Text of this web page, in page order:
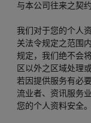
与本公司往来之契
我们对于您的个人
关法令规定之范围
规定，我们绝不会
区以外之区域处理
若因提供服务有必
流业者、资讯服务
您的个人资料安全。